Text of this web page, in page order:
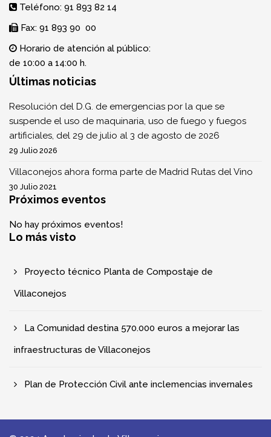
Teléfono: 91 893 82 14
Fax: 91 893 90 00
Horario de atención al público:
de 10:00 a 14:00 h.
Últimas noticias
Resolución del D.G. de emergencias por la que se
suspende el uso de maquinaria, uso de fuego y fuegos
artificiales, del 29 de julio al 3 de agosto de 2026
29 Julio 2026
Villaconejos ahora forma parte de Madrid Rutas del Vino
30 Julio 2021
Próximos eventos
No hay próximos eventos!
Lo más visto
Proyecto técnico Planta de Compostaje de
Villaconejos
La Comunidad destina 570.000 euros a mejorar las
infraestructuras de Villaconejos
Plan de Protección Civil ante inclemencias invernales